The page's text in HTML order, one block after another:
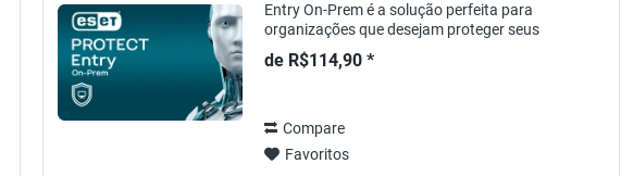
Entry On-Prem é a solução perfeita para
organizações que desejam proteger seus
endpoints , redes e dados contra ameaças
cibernéticas . Essa solução de...
de R$114,90 *
Compare
Favoritos